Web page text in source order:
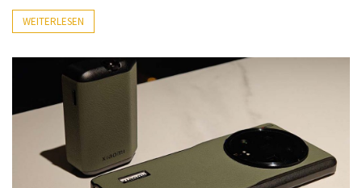
Smartwatches
WEITERLESEN